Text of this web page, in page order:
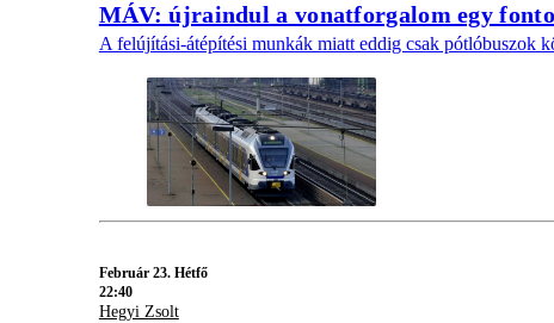
MÁV: újraindul a vonatforgalom egy
A felújítási-átépítési munkák miatt eddig csak pótlóbuszok
Február 23. Hétfő
22:40
Hegyi Zsolt